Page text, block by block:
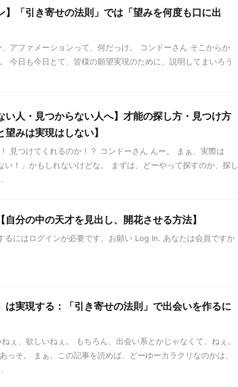
】「引き寄せの法則」では「望みを何度も口に出
アファメーションって、何だっけ。 コンドーさん そこからか
今日も今日とて、皆様の願望実現のために、説明してまいろう
い人・見つからない人へ】才能の探し方・見つけ方
望みは実現はしない】
見つけてくれるのか！？ コンドーさん んー。 まぁ、実際は
い！」かもしれないけどな。 まずは、どーやって探すのか、探し
自分の中の天才を見出し、開花させる方法】
るにはログインが必要です。お願い Log In. あなたは会員ですか
は実現する：「引き寄せの法則」で出会いを作るに
ぇ、欲しいねぇ。 もちろん、出会い系とかじゃなくて、ねぇ。
っそ。 まぁ、この記事を読めば、どーゆーカラクリなのかは、